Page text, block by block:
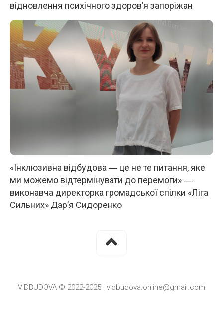
відновлення психічного здоров’я запоріжан
«Інклюзивна відбудова ― це не те питання, яке
ми можемо відтермінувати до перемоги» ―
виконавча директорка громадської спілки «Ліга
Сильних» Дар’я Сидоренко
VIDBUDOVA © 2022-2025 | vidbudova.online@gmail.com